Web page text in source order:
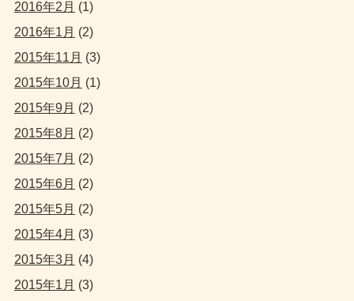
2016年2月 (1)
2016年1月 (2)
2015年11月 (3)
2015年10月 (1)
2015年9月 (2)
2015年8月 (2)
2015年7月 (2)
2015年6月 (2)
2015年5月 (2)
2015年4月 (3)
2015年3月 (4)
2015年1月 (3)